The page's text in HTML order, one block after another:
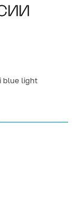
blue light